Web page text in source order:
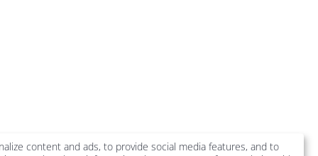
content and ads, to provide social media features, and to